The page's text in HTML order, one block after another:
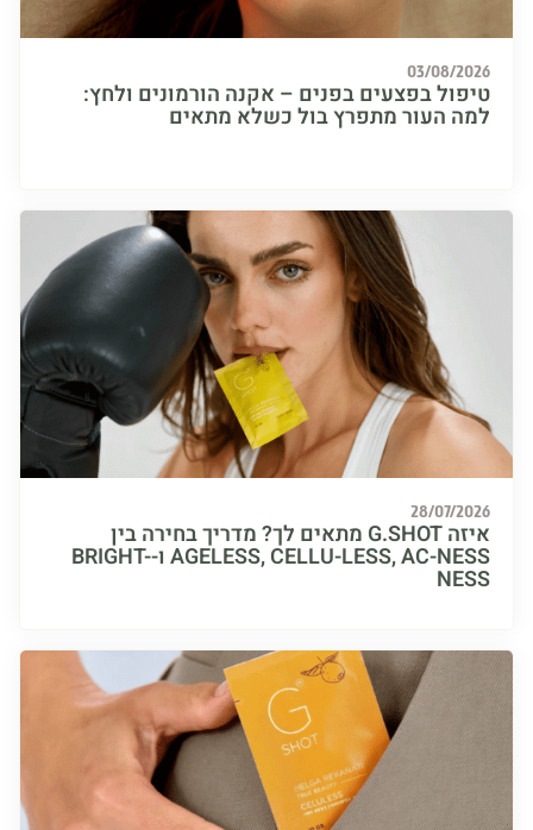
03/08/
בפצעים בפנים – אקנה הורמונים ולחץ:
העור מתפרץ בול כשלא מתאים
28/07/
איזה G.SHOT מתאים לך? מדריך בחירה בין
AGELESS, CELLU-LESS, AC-NESS ו-BRIGHT-